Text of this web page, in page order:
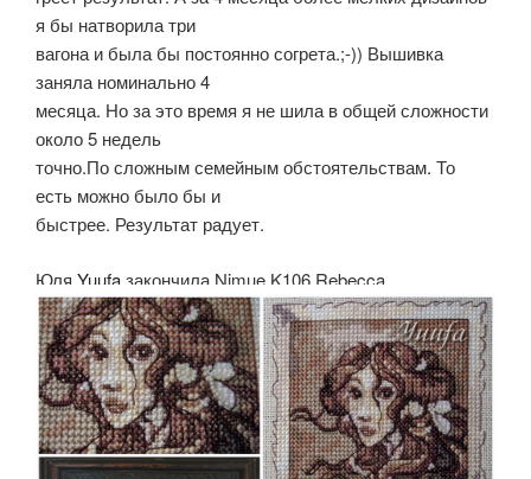
я бы натворила три
вагона и была бы постоянно согрета.;-)) Вышивка
заняла номинально 4
месяца. Но за это время я не шила в общей сложности
около 5 недель
точно.По сложным семейным обстоятельствам. То
есть можно было бы и
быстрее. Результат радует.
Юля Yuufa закончила Nimue K106 Rebecca